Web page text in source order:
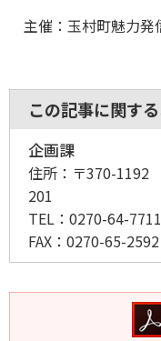
主催：玉村町魅力
この記事に関す
企画課
住所： 〒370-1192
201
TEL： 0270-64-7711
FAX： 0270-65-2592